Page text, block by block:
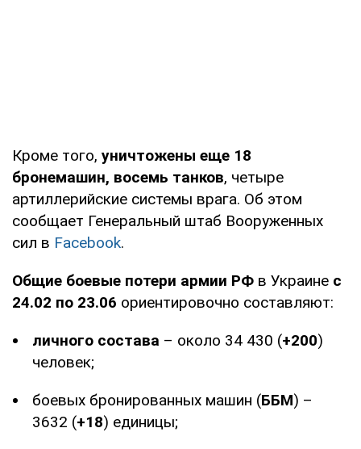
Кроме того, уничтожены еще 18
бронемашин, восемь танков, четыре
артиллерийские системы врага. Об этом
сообщает Генеральный штаб Вооруженных
сил в Facebook.
Общие боевые потери армии РФ в Украине с
24.02 по 23.06 ориентировочно составляют:
личного состава – около 34 430 (+200)
человек;
боевых бронированных машин (ББМ) –
3632 (+18) единицы;